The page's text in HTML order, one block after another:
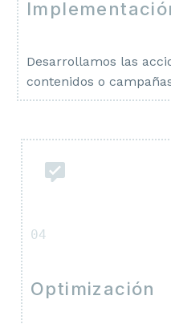
Desarrollamos las
contenidos o
04
Optimización